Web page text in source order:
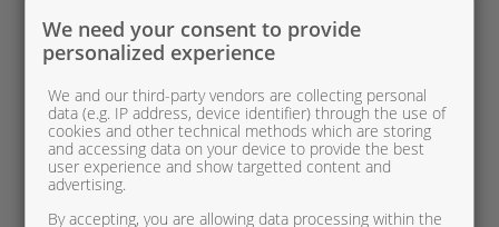
We need your consent to provide
personalized experience
We and our third-party vendors are collecting personal
data (e.g. IP address, device identifier) through the use of
cookies and other technical methods which are storing
and accessing data on your device to provide the best
user experience and show targetted content and
advertising.
By accepting, you are allowing data processing within the